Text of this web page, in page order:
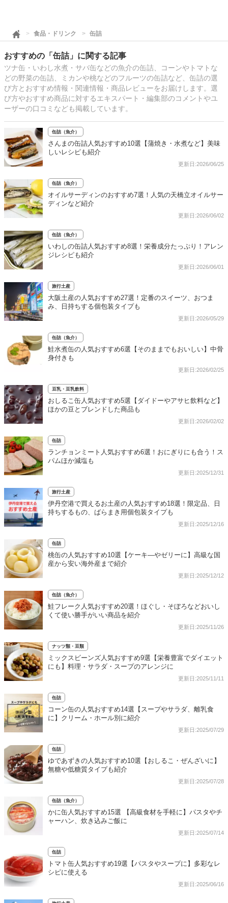
食品・ドリンク 缶詰
おすすめの「缶詰」に関する記事
ツナ缶・いわし水煮・サバ缶などの魚介の缶詰、コーンやトマトな
どの野菜の缶詰、ミカンや桃などのフルーツの缶詰など、缶詰の選
び方とおすすめ情報・関連情報・商品レビューをお届けします。選
び方やおすすめ商品に対するエキスパート・編集部のコメントやユ
ーザーの口コミなども掲載しています。
缶詰（魚介）
さんまの缶詰人気おすすめ10選【蒲焼き・水煮など】美味
しいレシピも紹介
更新日:2026/06/25
缶詰（魚介）
オイルサーディンのおすすめ7選！人気の天橋立オイルサー
ディンなど紹介
更新日:2026/06/02
缶詰（魚介）
いわしの缶詰人気おすすめ8選！栄養成分たっぷり！アレン
ジレシピも紹介
更新日:2026/06/01
旅行土産
大阪土産の人気おすすめ27選！定番のスイーツ、おつま
み、日持ちする個包装タイプも
更新日:2026/05/29
缶詰（魚介）
鮭水煮缶の人気おすすめ6選【そのままでもおいしい】中骨
身付きも
更新日:2026/02/25
豆乳・豆乳飲料
おしるこ缶人気おすすめ5選【ダイドーやアサヒ飲料など】
ほかの豆とブレンドした商品も
更新日:2026/02/02
缶詰
ランチョンミート人気おすすめ6選！おにぎりにも合う！ス
パムほか減塩も
更新日:2025/12/31
旅行土産
伊丹空港で買えるお土産の人気おすすめ18選！限定品、日
持ちするもの、ばらまき用個包装タイプも
更新日:2025/12/16
缶詰
桃缶の人気おすすめ10選【ケーキ―やゼリーに】高級な国
産から安い海外産まで紹介
更新日:2025/12/12
缶詰（魚介）
鮭フレーク人気おすすめ20選！ほぐし・そぼろなどおいし
くて使い勝手がいい商品を紹介
更新日:2025/11/26
ナッツ類・豆類
ミックスビーンズ人気おすすめ9選【栄養豊富でダイエット
にも】料理・サラダ・スープのアレンジに
更新日:2025/11/11
缶詰
コーン缶の人気おすすめ14選【スープやサラダ、離乳食
に】クリーム・ホール別に紹介
更新日:2025/07/29
缶詰
ゆであずきの人気おすすめ10選【おしるこ・ぜんざいに】
無糖や低糖質タイプも紹介
更新日:2025/07/28
缶詰（魚介）
かに缶人気おすすめ15選 【高級食材を手軽に】パスタやチ
ャーハン、炊き込みご飯に
更新日:2025/07/14
缶詰
トマト缶人気おすすめ19選【パスタやスープに】多彩なレ
シピに使える
更新日:2025/06/16